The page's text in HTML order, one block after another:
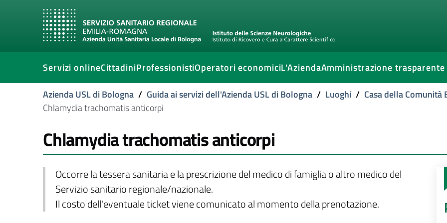
Servizi onlineCittadiniProfessionistiOperatori economiciL'AziendaAmministrazione trasparente
Azienda USL di Bologna / Guida ai servizi dell'Azienda USL di Bologna / Luoghi / Casa della Comunità
Chlamydia trachomatis anticorpi
Chlamydia trachomatis anticorpi
Occorre la tessera sanitaria e la prescrizione del medico di famiglia o altro medico del
Servizio sanitario regionale/nazionale.
Il costo dell'eventuale ticket viene comunicato al momento della prenotazione.